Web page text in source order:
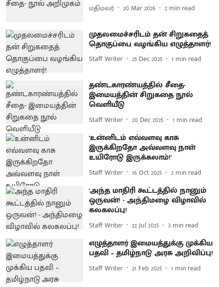
மதிமலர் 20 Mar 2026 2 min read
முதலமைச்சரிடம் தன் சிறுகதைத்
தொகுப்பை வழங்கிய எழுத்தாளர்!
Staff Writer 25 Dec 2025 1 min read
தண்டகாரண்யத்தில் சீதை-
இமையத்தின் சிறுகதை நூல்
வெளியீடு
Staff Writer 20 Dec 2025 1 min read
'உன்னிடம் எவ்வளவு காசு
இருக்கிறதோ அவ்வளவு நாள்
உயிரோடு இருக்கலாம்!'
Staff Writer 16 Oct 2025 2 min read
'அந்த மாதிரி கூட்டத்தில் நானும்
ஒருவன்! - அந்திமழை விழாவில்
கலகலப்பு!
Staff Writer 22 Jul 2025 3 min read
எழுத்தாளர் இமையத்துக்கு முக்கிய
பதவி – தமிழ்நாடு அரசு அறிவிப்பு!
Staff Writer 21 Feb 2025 1 min read